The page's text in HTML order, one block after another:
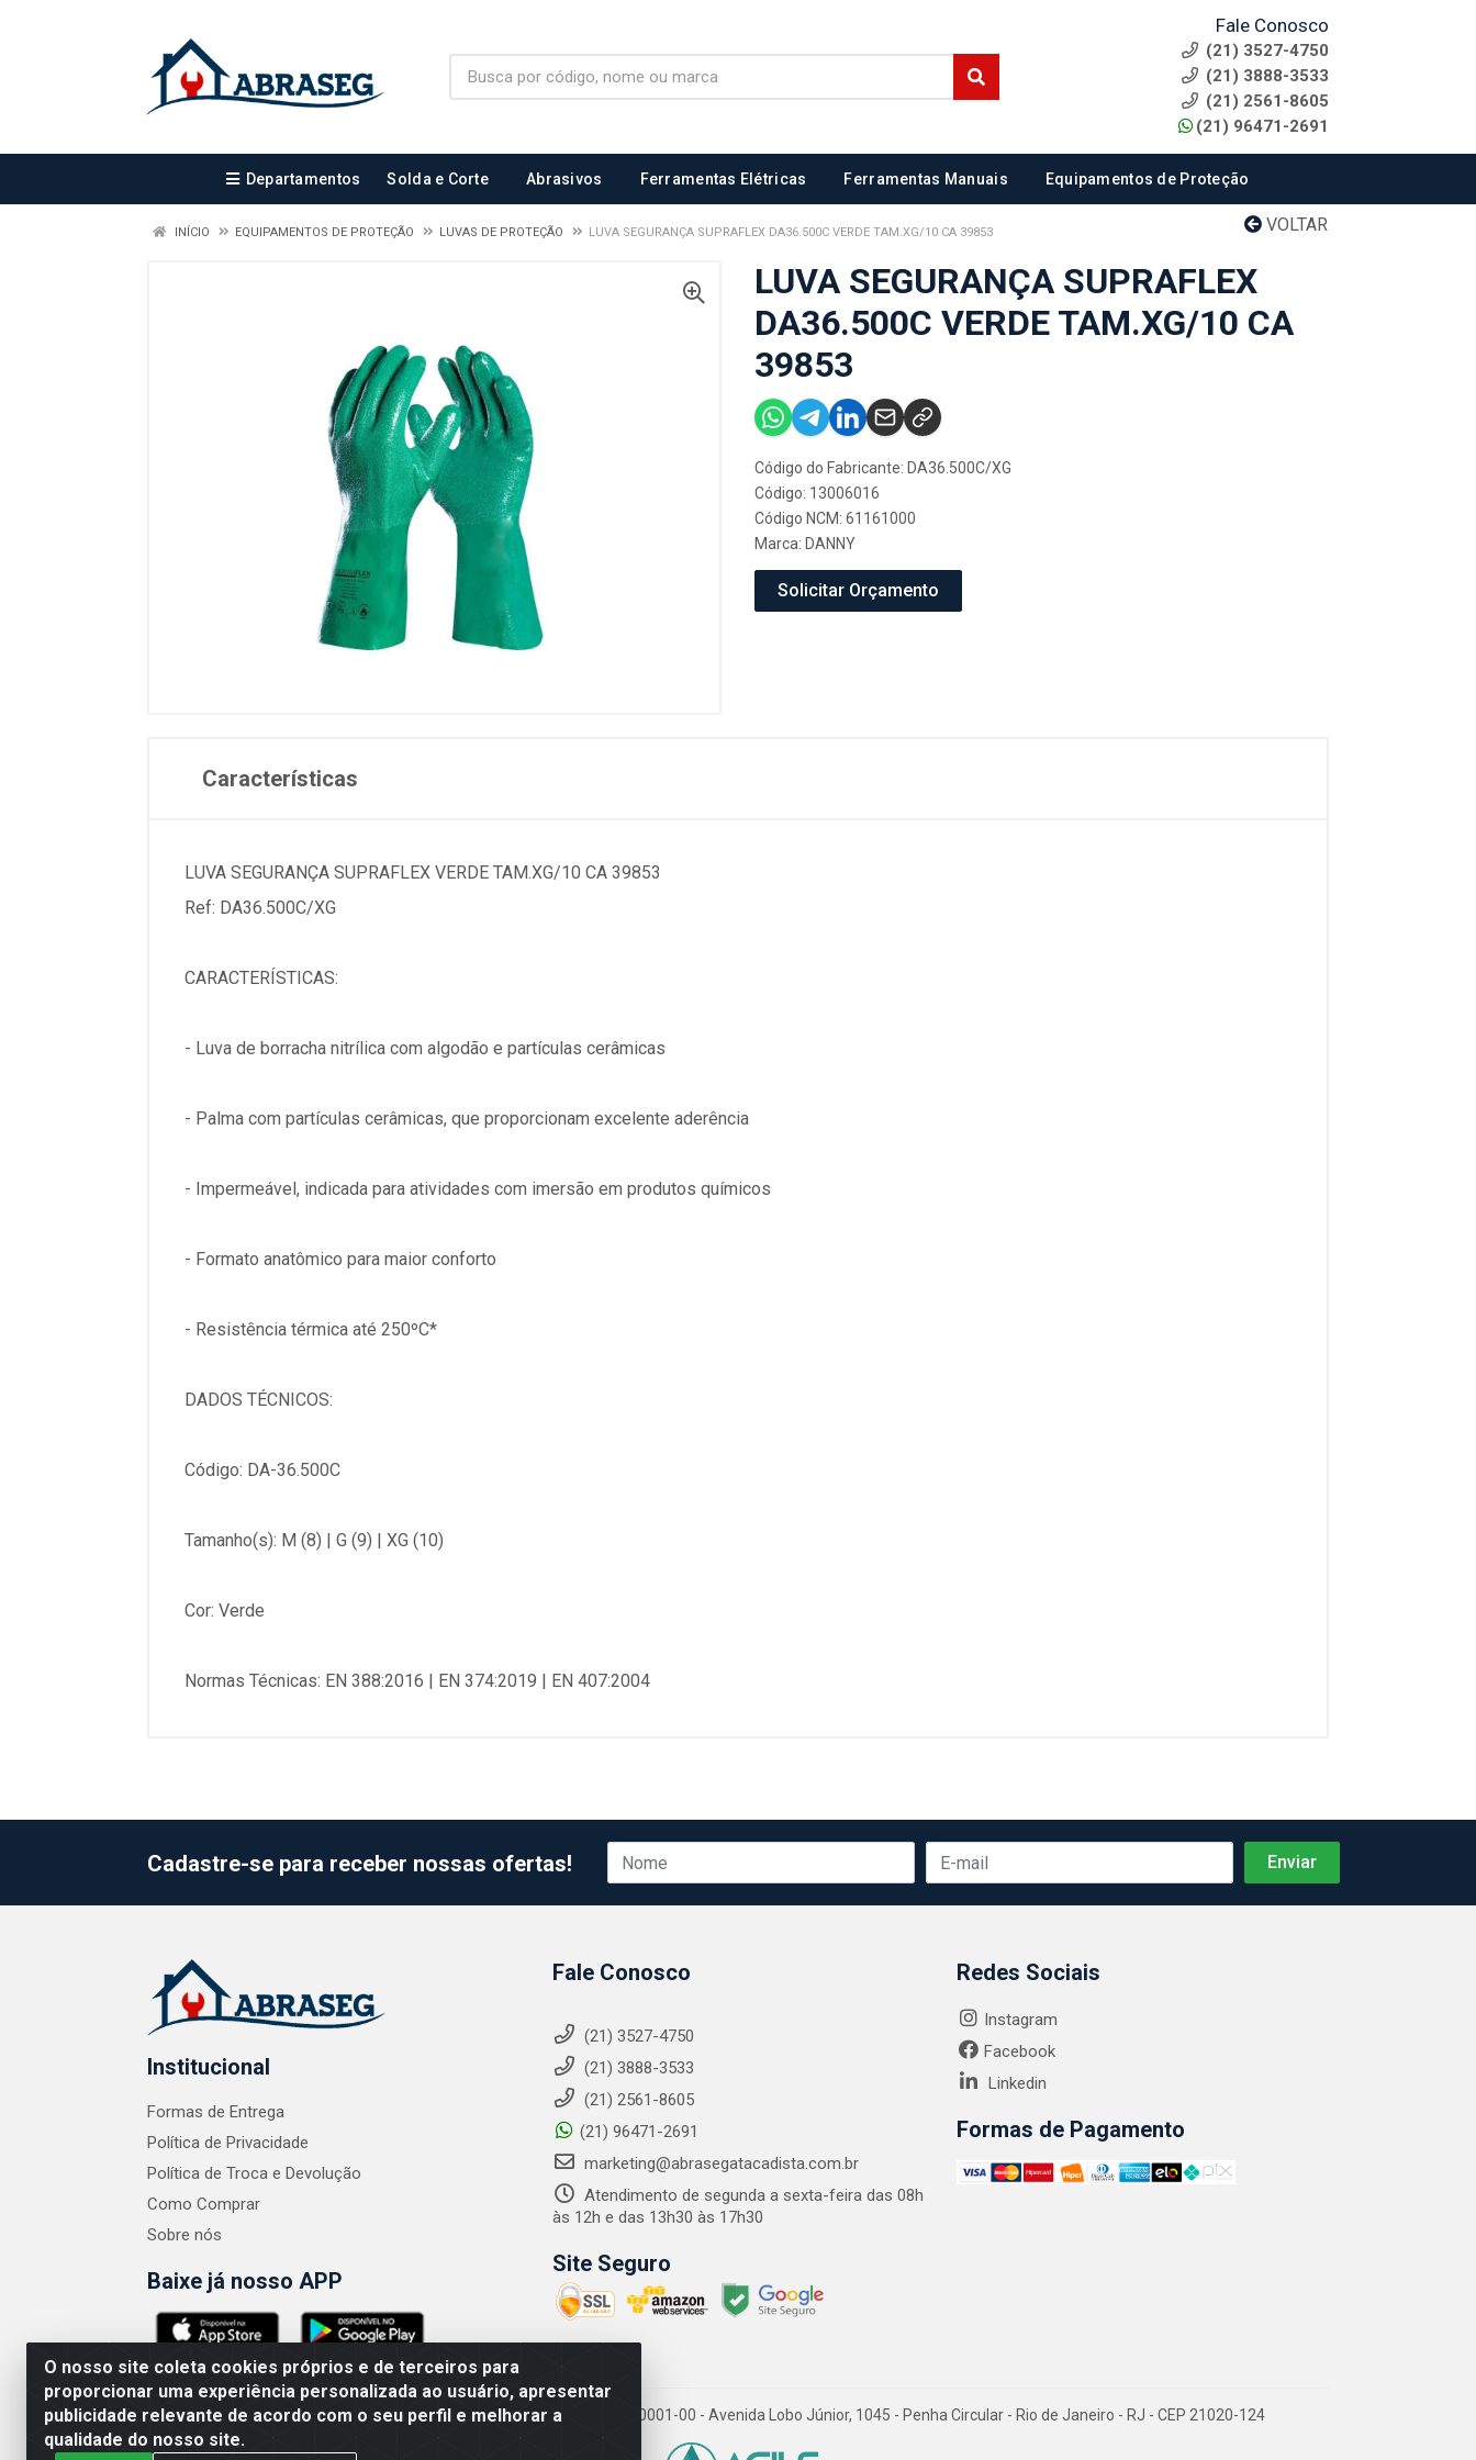
Fale Conosco
(21) 3527-4750
(21) 3888-3533
(21) 2561-8605
(21) 96471-2691
Departamentos Solda e Corte Abrasivos Ferramentas Elétricas Ferramentas Manuais Equipamentos de Proteção
VOLTAR
INÍCIO EQUIPAMENTOS DE PROTEÇÃO LUVAS DE PROTEÇÃO LUVA SEGURANÇA SUPRAFLEX DA36.500C VERDE TAM.XG/10 CA 39853
LUVA SEGURANÇA SUPRAFLEX
DA36.500C VERDE TAM.XG/10 CA
39853
Código do Fabricante: DA36.500C/XG
Código: 13006016
Código NCM: 61161000
Marca: DANNY
Solicitar Orçamento
Características
LUVA SEGURANÇA SUPRAFLEX VERDE TAM.XG/10 CA 39853
Ref: DA36.500C/XG
CARACTERÍSTICAS:
- Luva de borracha nitrílica com algodão e partículas cerâmicas
- Palma com partículas cerâmicas, que proporcionam excelente aderência
- Impermeável, indicada para atividades com imersão em produtos químicos
- Formato anatômico para maior conforto
- Resistência térmica até 250ºC*
DADOS TÉCNICOS:
Código: DA-36.500C
Tamanho(s): M (8) | G (9) | XG (10)
Cor: Verde
Normas Técnicas: EN 388:2016 | EN 374:2019 | EN 407:2004
O nosso site coleta cookies próprios e de terceiros para
proporcionar uma experiência personalizada ao usuário, apresentar
publicidade relevante de acordo com o seu perfil e melhorar a
qualidade do nosso site.
Cadastre-se para receber nossas ofertas!
Institucional
Formas de Entrega
Política de Privacidade
Política de Troca e Devolução
Como Comprar
Sobre nós
Baixe já nosso APP
Fale Conosco
(21) 3527-4750
(21) 3888-3533
(21) 2561-8605
(21) 96471-2691
marketing@abrasegatacadista.com.br
Atendimento de segunda a sexta-feira das 08h
às 12h e das 13h30 às 17h30
Site Seguro
Redes Sociais
Instagram
Facebook
Linkedin
Formas de Pagamento
ABRASEG COMÉRCIO ATACADISTA LTDA - CNPJ: 10.894.768/0001-00 - Avenida Lobo Júnior, 1045 - Penha Circular - Rio de Janeiro - RJ - CEP 21020-124